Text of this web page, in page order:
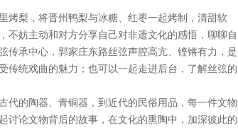
烤梨，将晋州鸭梨与冰糖、红枣一起烤制，清甜软
不妨主动和对方分享自己对非遗文化的感悟，聊聊自
传承中心，郭家庄东路丝弦声腔高亢、铿锵有力，是
传统戏曲的魅力；也可以一起走进后台，了解丝弦的
代的陶器、青铜器，到近代的民俗用品，每一件文物
讨论文物背后的故事，在文化的熏陶中，加深彼此的